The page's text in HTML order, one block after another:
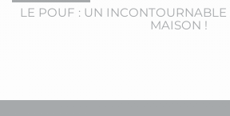
LE POUF : UN INCONTOURNABLE
MAISON !